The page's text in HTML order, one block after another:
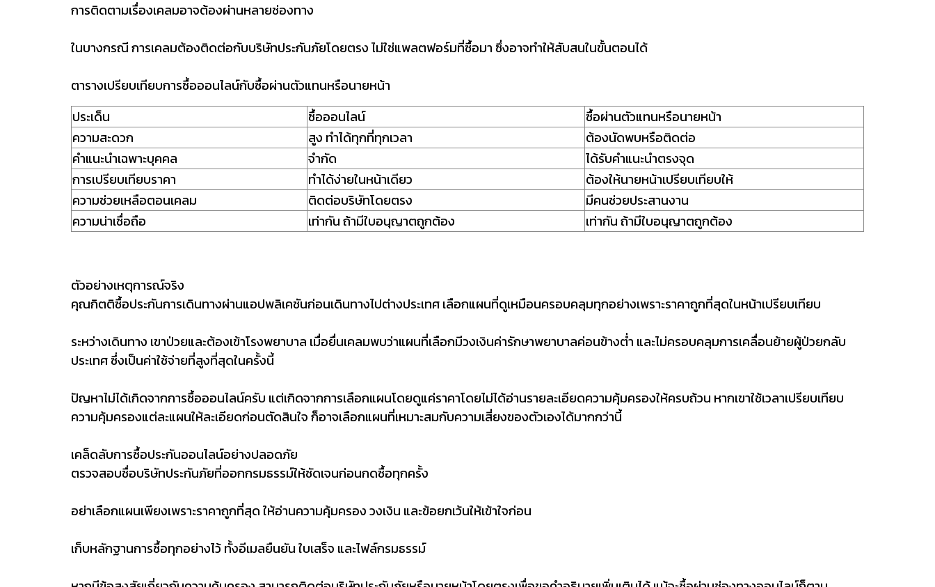
การติดตามเรื่องเคลมอาจต้องผ่านหลายช่องทาง
ในบางกรณี การเคลมต้องติดต่อกับบริษัทประกันภัยโดยตรง ไม่ใช่แพลตฟอร์มที่ซื้อมา ซึ่งอาจทำให้สับสนในขั้นตอนได้
ตารางเปรียบเทียบการซื้อออนไลน์กับซื้อผ่านตัวแทนหรือนายหน้า
ประเด็น
ซื้อออนไลน์
ซื้อผ่านตัวแทนหรือนายหน้า
ความสะดวก
สูง ทำได้ทุกที่ทุกเวลา
ต้องนัดพบหรือติดต่อ
คำแนะนำเฉพาะบุคคล
จำกัด
ได้รับคำแนะนำตรงจุด
การเปรียบเทียบราคา
ทำได้ง่ายในหน้าเดียว
ต้องให้นายหน้าเปรียบเทียบให้
ความช่วยเหลือตอนเคลม
ติดต่อบริษัทโดยตรง
มีคนช่วยประสานงาน
ความน่าเชื่อถือ
เท่ากัน ถ้ามีใบอนุญาตถูกต้อง เท่ากัน ถ้ามีใบอนุญาตถูกต้อง
ตัวอย่างเหตุการณ์จริง
คุณกิตติซื้อประกันการเดินทางผ่านแอปพลิเคชันก่อนเดินทางไปต่างประเทศ เลือกแผนที่ดูเหมือนครอบคลุมทุกอย่างเพราะราคาถูกที่สุดในหน้าเปรียบเทียบ
ระหว่างเดินทาง เขาป่วยและต้องเข้าโรงพยาบาล เมื่อยื่นเคลมพบว่าแผนที่เลือกมีวงเงินค่ารักษาพยาบาลค่อนข้างต่ำ และไม่ครอบคลุมการเคลื่อนย้ายผู้ป่วยกลับ
ประเทศ ซึ่งเป็นค่าใช้จ่ายที่สูงที่สุดในครั้งนี้
ปัญหาไม่ได้เกิดจากการซื้อออนไลน์ครับ แต่เกิดจากการเลือกแผนโดยดูแค่ราคาโดยไม่ได้อ่านรายละเอียดความคุ้มครองให้ครบถ้วน หากเขาใช้เวลาเปรียบเทียบ
ความคุ้มครองแต่ละแผนให้ละเอียดก่อนตัดสินใจ ก็อาจเลือกแผนที่เหมาะสมกับความเสี่ยงของตัวเองได้มากกว่านี้
เคล็ดลับการซื้อประกันออนไลน์อย่างปลอดภัย
ตรวจสอบชื่อบริษัทประกันภัยที่ออกกรมธรรม์ให้ชัดเจนก่อนกดซื้อทุกครั้ง
อย่าเลือกแผนเพียงเพราะราคาถูกที่สุด ให้อ่านความคุ้มครอง วงเงิน และข้อยกเว้นให้เข้าใจก่อน
เก็บหลักฐานการซื้อทุกอย่างไว้ ทั้งอีเมลยืนยัน ใบเสร็จ และไฟล์กรมธรรม์